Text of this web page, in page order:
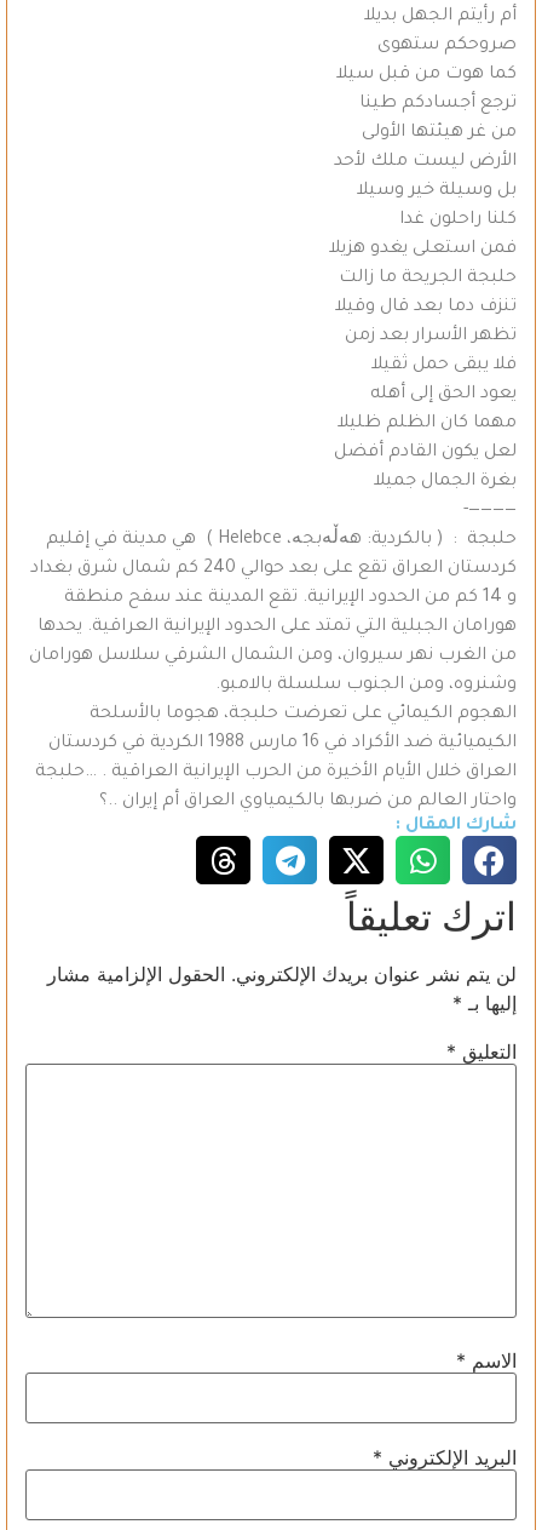
أم رأيتم الجهل بديلا
صروحكم ستهوى
كما هوت من قبل سيلا
ترجع أجسادكم طينا
من غر هيئتها الأولى
الأرض ليست ملك لأحد
بل وسيلة خير وسيلا
كلنا راحلون غدا
فمن استعلى يغدو هزيلا
حلبجة الجريحة ما زالت
تنزف دما بعد قال وقيلا
تظهر الأسرار بعد زمن
فلا يبقى حمل ثقيلا
يعود الحق إلى أهله
مهما كان الظلم ظليلا
لعل يكون القادم أفضل
بغرة الجمال جميلا
————-
حلبجة : ( بالكردية: هەڵەبجە، Helebce‏ ) هي مدينة في إقليم
كردستان العراق تقع على بعد حوالي 240 كم شمال شرق بغداد
و 14 كم من الحدود الإيرانية. تقع المدينة عند سفح منطقة
هورامان الجبلية التي تمتد على الحدود الإيرانية العراقية. يحدها
من الغرب نهر سيروان، ومن الشمال الشرقي سلاسل هورامان
وشنروه، ومن الجنوب سلسلة بالامبو.
الهجوم الكيمائي على تعرضت حلبجة، هجوما بالأسلحة
الكيميائية ضد الأكراد في 16 مارس 1988 الكردية في كردستان
العراق خلال الأيام الأخيرة من الحرب الإيرانية العراقية . …حلبجة
واحتار العالم من ضربها بالكيمياوي العراق أم إيران ..؟
شارك المقال :
اترك تعليقاً
لن يتم نشر عنوان بريدك الإلكتروني. الحقول الإلزامية مشار
إليها بـ *
التعليق *
الاسم *
البريد الإلكتروني *